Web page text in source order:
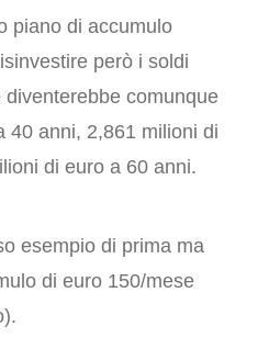
piano di accumulo
però i soldi
comunque
40 anni, 2,861 milioni di
di euro a 60 anni.
esempio di prima ma
di euro 150/mese